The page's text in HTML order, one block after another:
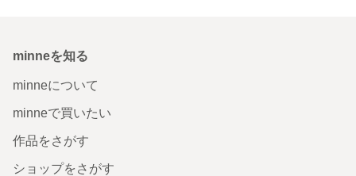
minneを知る
minneについて
minneで買いたい
作品をさがす
ショップをさがす